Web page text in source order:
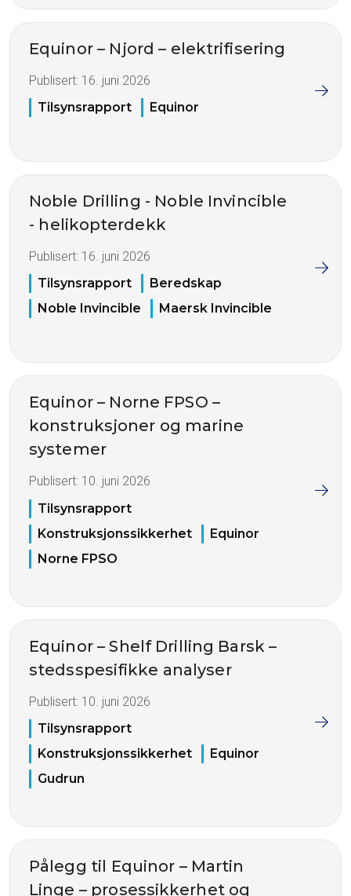
Equinor – Njord – elektrifisering
Publisert: 16. juni 2026
Tilsynsrapport
Equinor
Noble Drilling - Noble Invincible
- helikopterdekk
Publisert: 16. juni 2026
Tilsynsrapport
Beredskap
Noble Invincible
Maersk Invincible
Equinor – Norne FPSO –
konstruksjoner og marine
systemer
Publisert: 10. juni 2026
Tilsynsrapport
Konstruksjonssikkerhet
Equinor
Norne FPSO
Equinor – Shelf Drilling Barsk –
stedsspesifikke analyser
Publisert: 10. juni 2026
Tilsynsrapport
Konstruksjonssikkerhet
Equinor
Gudrun
Pålegg til Equinor – Martin
Linge – prosessikkerhet og